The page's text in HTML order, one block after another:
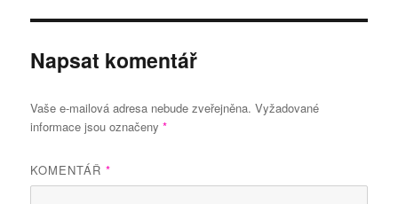
Napsat komentář
Vaše e-mailová adresa nebude zveřejněna. Vyžadované
informace jsou označeny*
KOMENTÁŘ*